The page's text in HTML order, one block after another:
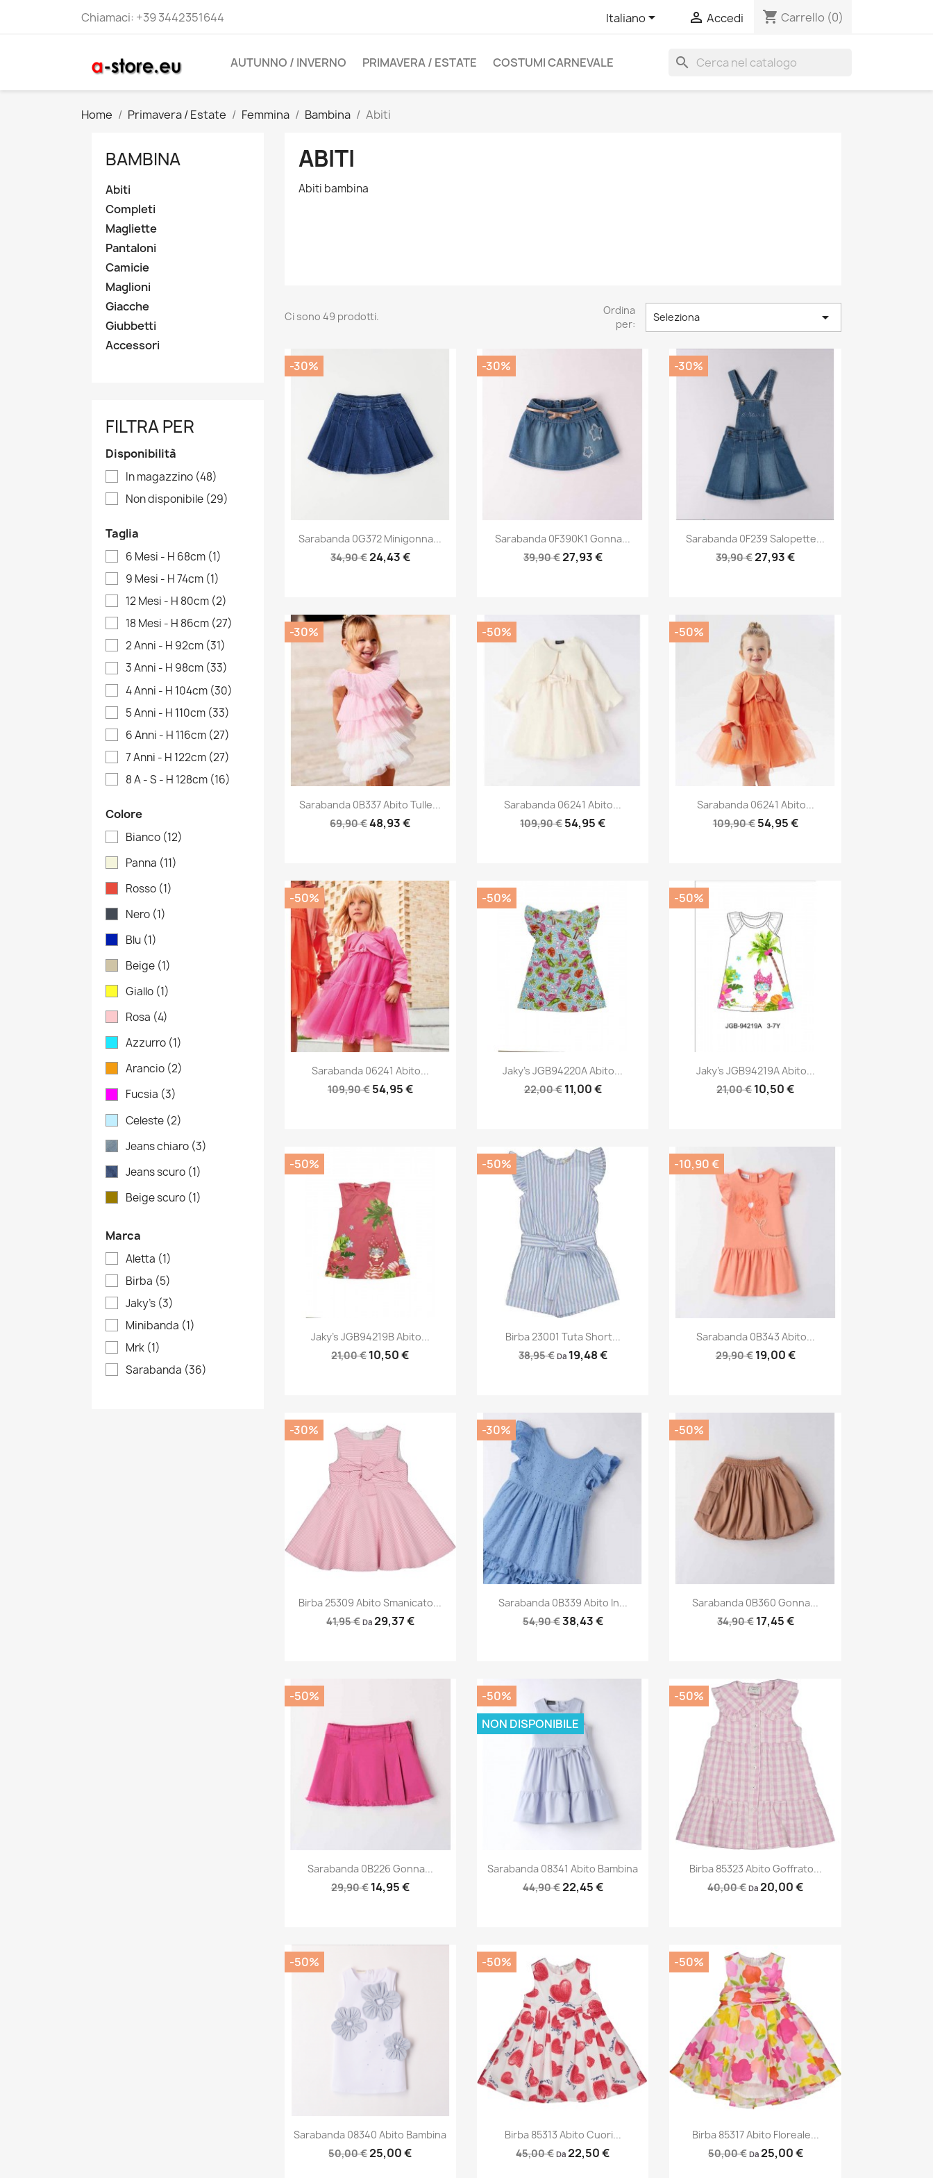
Chiamaci: +39 3442351644 Italiano  Accedi shopping_cart Carrello (0)
AUTUNNO / INVERNO PRIMAVERA / ESTATE COSTUMI CARNEVALE search
Home Primavera / Estate Femmina Bambina Abiti
BAMBINA
Abiti
Completi
Magliette
Pantaloni
Camicie
Maglioni
Giacche
Giubbetti
Accessori
FILTRA PER
Disponibilità
In magazzino (48)
Non disponibile (29)
Taglia
6 Mesi - H 68cm (1)
9 Mesi - H 74cm (1)
12 Mesi - H 80cm (2)
18 Mesi - H 86cm (27)
2 Anni - H 92cm (31)
3 Anni - H 98cm (33)
4 Anni - H 104cm (30)
5 Anni - H 110cm (33)
6 Anni - H 116cm (27)
7 Anni - H 122cm (27)
8 A - S - H 128cm (16)
Colore
Bianco (12)
Panna (11)
Rosso (1)
Nero (1)
Blu (1)
Beige (1)
Giallo (1)
Rosa (4)
Azzurro (1)
Arancio (2)
Fucsia (3)
Celeste (2)
Jeans chiaro (3)
Jeans scuro (1)
Beige scuro (1)
Marca
Aletta (1)
Birba (5)
Jaky's (3)
Minibanda (1)
Mrk (1)
Sarabanda (36)
ABITI
Abiti bambina
Ci sono 49 prodotti.
Ordina
per:
Seleziona 
Anteprima
Sarabanda 0G372 Minigonna...
34,90 €24,43 €
-30%
Anteprima
Sarabanda 0F390K1 Gonna...
39,90 €27,93 €
-30%
Anteprima
Sarabanda 0F239 Salopette...
39,90 €27,93 €
-30%
Anteprima
Sarabanda 0B337 Abito Tulle...
69,90 €48,93 €
-30%
Anteprima
Sarabanda 06241 Abito...
109,90 €54,95 €
-50%
Anteprima
Sarabanda 06241 Abito...
109,90 € 54,95 €
-50%
Anteprima
Sarabanda 06241 Abito...
109,90 € 54,95 €
-50%
Anteprima
Jaky's JGB94220A Abito...
22,00 € 11,00 €
-50%
Anteprima
Jaky's JGB94219A Abito...
21,00 €10,50 €
-50%
Anteprima
Jaky's JGB94219B Abito...
21,00 €10,50 €
-50%
Anteprima
Birba 23001 Tuta Short...
38,95 € Da 19,48 €
-50%
Anteprima
Sarabanda 0B343 Abito...
29,90 € 19,00 €
-10,90 €
Anteprima
Birba 25309 Abito Smanicato...
41,95 € Da 29,37 €
-30%
Anteprima
Sarabanda 0B339 Abito In...
54,90 €38,43 €
-30%
Anteprima
Sarabanda 0B360 Gonna...
34,90 € 17,45 €
-50%
Anteprima
Sarabanda 0B226 Gonna...
29,90 € 14,95 €
-50%
Anteprima
Sarabanda 08341 Abito Bambina
44,90 €22,45 €
-50%
NON DISPONIBILE
Anteprima
Birba 85323 Abito Goffrato...
40,00 € Da 20,00 €
-50%
Anteprima
Sarabanda 08340 Abito Bambina
50,00 €25,00 €
-50%
Anteprima
Birba 85313 Abito Cuori...
45,00 € Da 22,50 €
-50%
Anteprima
Birba 85317 Abito Floreale...
50,00 € Da 25,00 €
-50%